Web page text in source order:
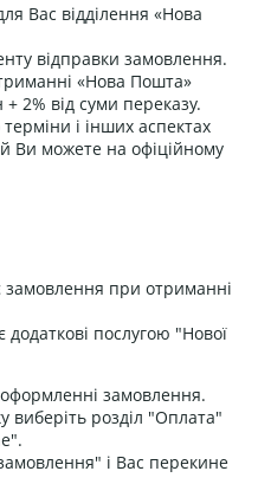
Вас відділення «Нова
відправки замовлення.
«Нова Пошта»
+ 2% від суми переказу.
і інших аспектах
Ви можете на офіційному
замовлення при отриманні
послугою "Нової
замовлення.
виберіть розділ "Оплата"
і Вас перекине